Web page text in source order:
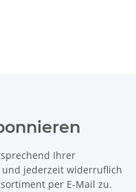
Ihrer
und jederzeit widerruflich
per E-Mail zu.